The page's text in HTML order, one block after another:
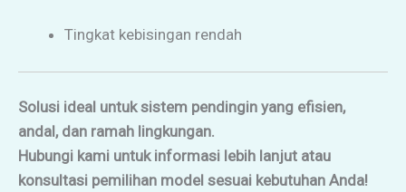
Tingkat kebisingan rendah
Solusi ideal untuk sistem pendingin yang efisien,
andal, dan ramah lingkungan.
Hubungi kami untuk informasi lebih lanjut atau
konsultasi pemilihan model sesuai kebutuhan Anda!